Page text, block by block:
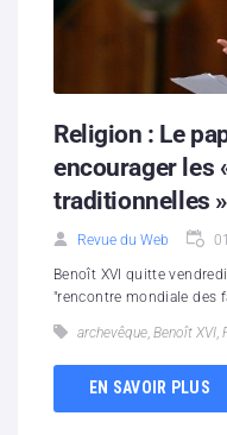
Hébergement solidaire
Religion : Le
encourager les
traditionnelles »
Revue du Web
Benoît XVI quitte
"rencontre mondiale des
archevêque Benoît XVI
EN SAVOIR PLUS